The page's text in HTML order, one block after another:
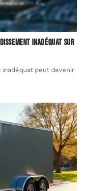
inadéquat sur
peut devenir